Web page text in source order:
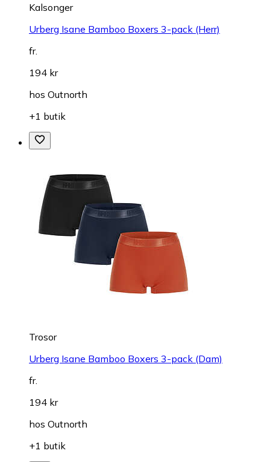
Kalsonger
Urberg Isane Bamboo Boxers 3-pack (Herr)
fr.
194 kr
hos Outnorth
+1 butik
Trosor
Urberg Isane Bamboo Boxers 3-pack (Dam)
fr.
194 kr
hos Outnorth
+1 butik